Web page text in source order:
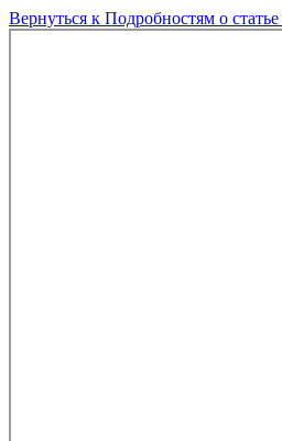
Вернуться к Подробностям о статье